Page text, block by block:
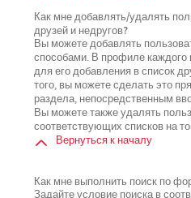
Как мне добавлять/удалять
друзей и недругов?
Вы можете добавлять
способами. В профиле каждого
для его добавления в список
того, вы можете сделать это
раздела, непосредственным
Вы можете также удалять
соответствующих списков на
Вернуться к началу
Как мне выполнить поиск по
Задайте условие поиска в